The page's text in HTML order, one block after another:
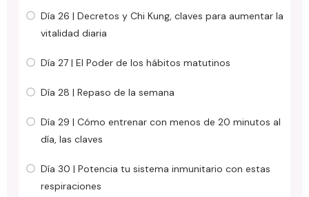
Día 26 | Decretos y Chi Kung, claves para aumentar la
vitalidad diaria
Día 27 | El Poder de los hábitos matutinos
Día 28 | Repaso de la semana
Día 29 | Cómo entrenar con menos de 20 minutos al
día, las claves
Día 30 | Potencia tu sistema inmunitario con estas
respiraciones